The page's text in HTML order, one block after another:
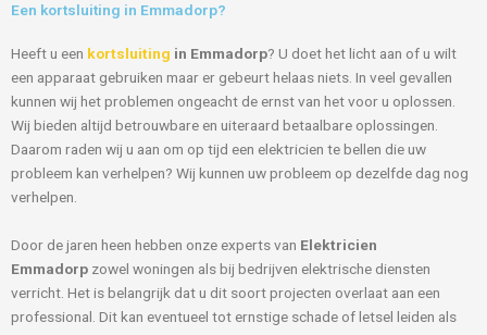
Een kortsluiting in Emmadorp?
Heeft u een kortsluiting in Emmadorp? U doet het licht aan of u wilt
een apparaat gebruiken maar er gebeurt helaas niets. In veel gevallen
kunnen wij het problemen ongeacht de ernst van het voor u oplossen.
Wij bieden altijd betrouwbare en uiteraard betaalbare oplossingen.
Daarom raden wij u aan om op tijd een elektricien te bellen die uw
probleem kan verhelpen? Wij kunnen uw probleem op dezelfde dag nog
verhelpen.
Door de jaren heen hebben onze experts van Elektricien
Emmadorp zowel woningen als bij bedrijven elektrische diensten
verricht. Het is belangrijk dat u dit soort projecten overlaat aan een
professional. Dit kan eventueel tot ernstige schade of letsel leiden als